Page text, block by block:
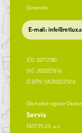
Slovensko
E-mail:
IČO: 35712783
DIČ: 2020227616
IČ DPH: SK2020227616
Obchodný register
Servis
FAST PLUS, a.s.